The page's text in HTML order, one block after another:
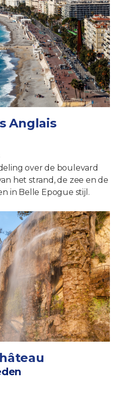
Anglais
over de boulevard
het strand, de zee en de
in Belle Epogue stijl.